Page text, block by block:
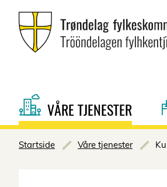
VÅRE TJENESTER
Startside Våre tjenester